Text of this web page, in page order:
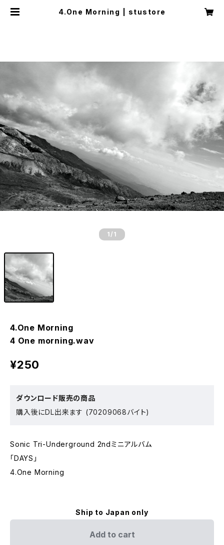
4.One Morning | stustore
1 /1
4.One Morning
4 One morning.wav
¥250
ダウンロード販売の商品
購入後にDL出来ます (70209068バイト)
Sonic Tri-Underground 2ndミニアルバム
「DAYS」
4.One Morning
Ship to Japan only
Add to cart